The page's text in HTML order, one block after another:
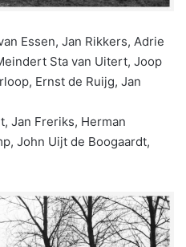
Essen, Jan Rikkers, Adrie
Sta van Uitert, Joop
Ernst de Ruijg, Jan
Jan Freriks, Herman
John Uijt de Boogaardt,